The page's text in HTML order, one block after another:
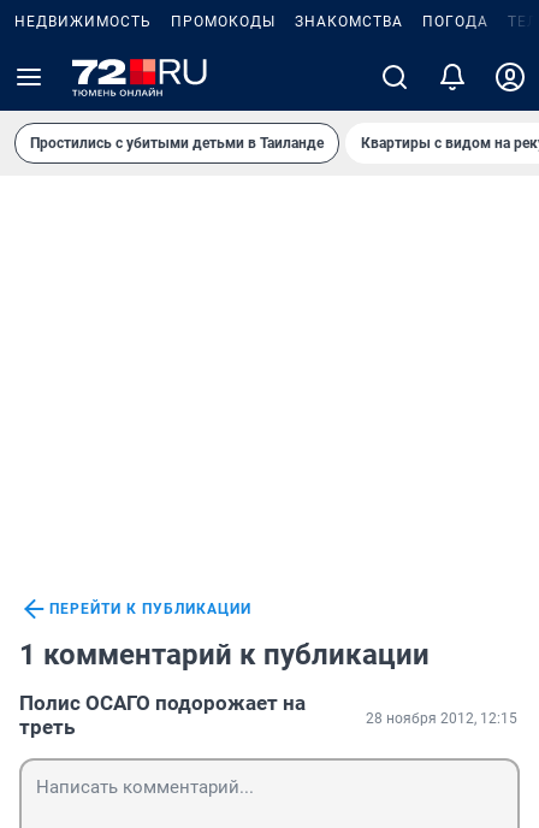
НЕДВИЖИМОСТЬ ПРОМОКОДЫ ЗНАКОМСТВА ПОГОДА
Простились с убитыми детьми в Таиланде Квартиры с видом на
ПЕРЕЙТИ К ПУБЛИКАЦИИ
1 комментарий к публикации
Полис ОСАГО подорожает на
треть
28 ноября 2012, 12:15